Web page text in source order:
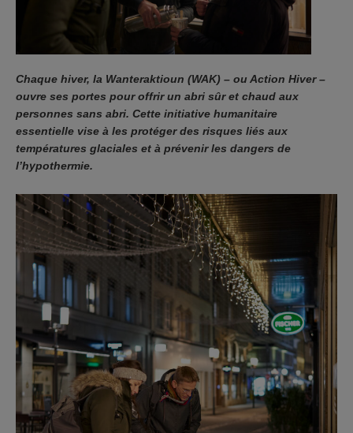
Chaque hiver, la Wanteraktioun (WAK) – ou Action Hiver –
ouvre ses portes pour offrir un abri sûr et chaud aux
personnes sans abri. Cette initiative humanitaire
essentielle vise à les protéger des risques liés aux
températures glaciales et à prévenir les dangers de
l’hypothermie.